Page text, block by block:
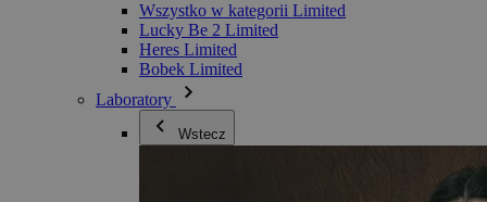
Wszystko w kategorii Limited
Lucky Be 2 Limited
Heres Limited
Bobek Limited
Laboratory
Wstecz